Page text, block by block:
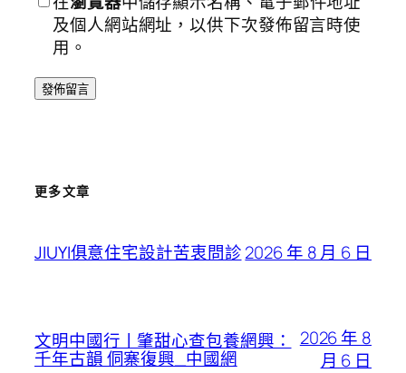
及個人網站網址，以供下次發佈留言時使
用。
更多文章
JIUYI俱意住宅設計苦衷問診2026 年 8 月 6 日
文明中國行丨肇甜心查包養網興：
千年古韻 侗寨復興_中國網
2026 年 8
月 6 日